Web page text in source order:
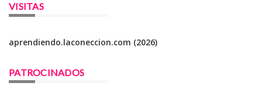
VISITAS
aprendiendo.laconeccion.com (2026)
PATROCINADOS